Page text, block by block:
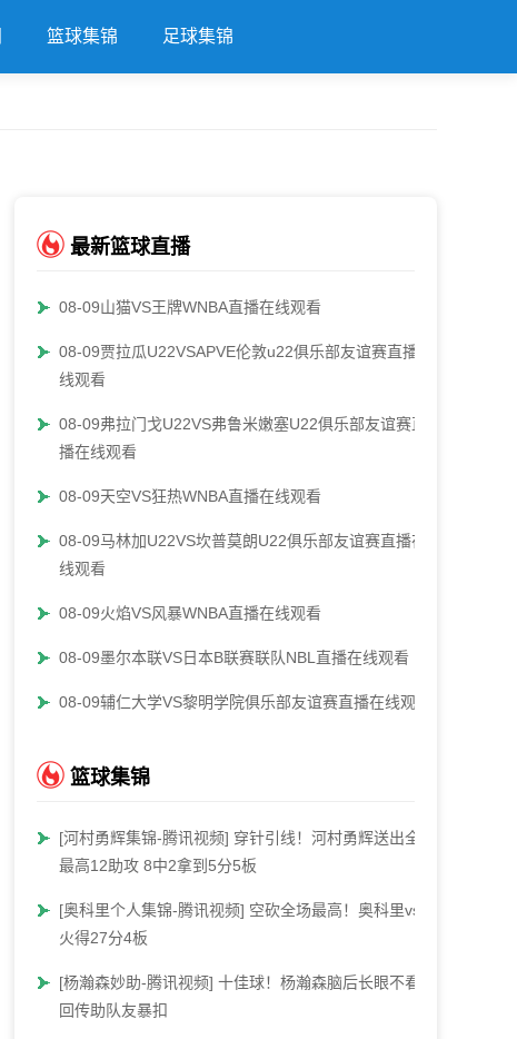
篮球集锦 足球集锦
最新篮球直播
08-09山猫VS王牌WNBA直播在线观看
08-09贾拉瓜U22VSAPVE伦敦u22俱乐部友谊赛直播在
线观看
08-09弗拉门戈U22VS弗鲁米嫩塞U22俱乐部友谊赛直
播在线观看
08-09天空VS狂热WNBA直播在线观看
08-09马林加U22VS坎普莫朗U22俱乐部友谊赛直播在
线观看
08-09火焰VS风暴WNBA直播在线观看
08-09墨尔本联VS日本B联赛联队NBL直播在线观看
08-09辅仁大学VS黎明学院俱乐部友谊赛直播在线观看
篮球集锦
[河村勇辉集锦-腾讯视频] 穿针引线！河村勇辉送出全场
最高12助攻 8中2拿到5分5板
[奥科里个人集锦-腾讯视频] 空砍全场最高！奥科里vs热
火得27分4板
[杨瀚森妙助-腾讯视频] 十佳球！杨瀚森脑后长眼不看人
回传助队友暴扣